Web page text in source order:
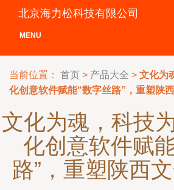
北京海力松科技有限公司
MENU
当前位置： 首页 > 产品大全 > 文化为
化创意软件赋能“数字丝路”，重塑陕
文化为魂，科技
化创意软件赋
路”，重塑陕西